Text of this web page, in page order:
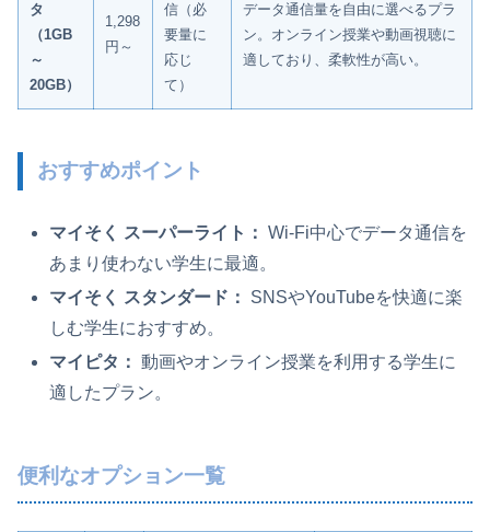
タ
（1GB
～
20GB）
1,298
円～
信（必
要量に
応じ
て）
データ通信量を自由に選べるプラ
ン。オンライン授業や動画視聴に
適しており、柔軟性が高い。
おすすめポイント
マイそく スーパーライト： Wi-Fi中心でデータ通信を
あまり使わない学生に最適。
マイそく スタンダード：
SNSやYouTubeを快適に楽
しむ学生におすすめ。
マイピタ： 動画やオンライン授業を利用する学生に
適したプラン。
便利なオプション一覧